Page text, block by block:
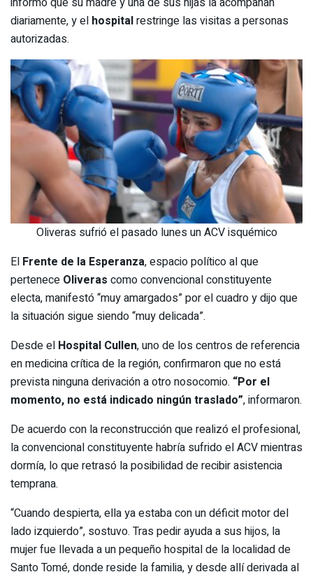
diariamente, y el hospitalrestringe las visitas a personas
autorizadas.
Oliveras sufrió el pasado lunes un ACV isquémico
El Frente de la Esperanza, espacio político al que
pertenece Oliveras como convencional constituyente
electa, manifestó “muy amargados” por el cuadro y dijo que
la situación sigue siendo “muy delicada”.
Desde el Hospital Cullen, uno de los centros de referencia
en medicina crítica de la región, confirmaron que no está
prevista ninguna derivación a otro nosocomio. “Por el
momento, no está indicado ningún traslado”, informaron.
De acuerdo con la reconstrucción que realizó el profesional,
la convencional constituyente habría sufrido el ACV mientras
dormía, lo que retrasó la posibilidad de recibir asistencia
temprana.
“Cuando despierta, ella ya estaba con un déficit motor del
lado izquierdo”, sostuvo. Tras pedir ayuda a sus hijos, la
mujer fue llevada a un pequeño hospital de la localidad de
Santo Tomé, donde reside la familia, y desde allí derivada al